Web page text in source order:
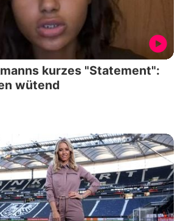
kurzes "Statement":
wütend